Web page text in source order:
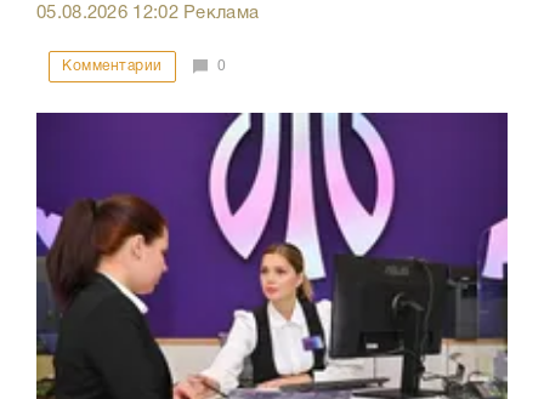
05.08.2026 12:02Реклама
Комментарии 0